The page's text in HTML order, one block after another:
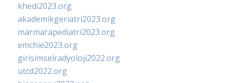
khedi2023.org
akademikgeriatri2023.org
marmarapediatri2023.org
emchie2023.org
girisimselradyoloji2022.org
utcd2022.org